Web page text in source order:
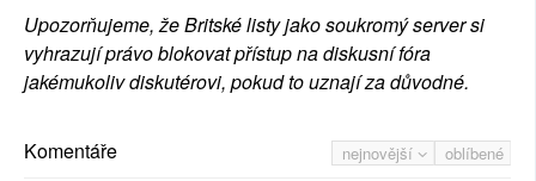
Upozorňujeme, že Britské listy jako soukromý server si
vyhrazují právo blokovat přístup na diskusní fóra
jakémukoliv diskutérovi, pokud to uznají za důvodné.
nejnovější oblíbené
Komentáře